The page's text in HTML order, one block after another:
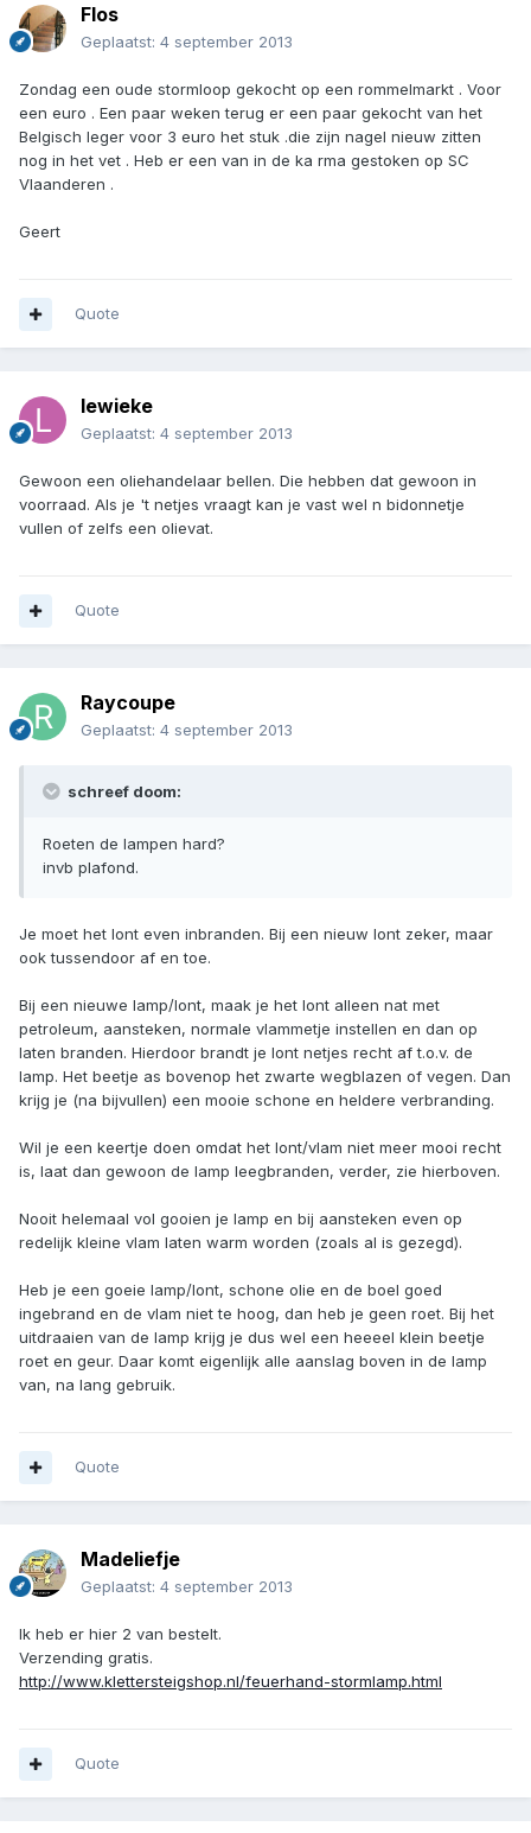
Flos
Geplaatst: 4 september 2013
Zondag een oude stormloop gekocht op een rommelmarkt . Voor
een euro . Een paar weken terug er een paar gekocht van het
Belgisch leger voor 3 euro het stuk .die zijn nagel nieuw zitten
nog in het vet . Heb er een van in de ka rma gestoken op SC
Vlaanderen .
Geert
Quote
lewieke
Geplaatst: 4 september 2013
Gewoon een oliehandelaar bellen. Die hebben dat gewoon in
voorraad. Als je 't netjes vraagt kan je vast wel n bidonnetje
vullen of zelfs een olievat.
Quote
Raycoupe
Geplaatst: 4 september 2013
schreef doom:
Roeten de lampen hard?
invb plafond.
Je moet het lont even inbranden. Bij een nieuw lont zeker, maar
ook tussendoor af en toe.
Bij een nieuwe lamp/lont, maak je het lont alleen nat met
petroleum, aansteken, normale vlammetje instellen en dan op
laten branden. Hierdoor brandt je lont netjes recht af t.o.v. de
lamp. Het beetje as bovenop het zwarte wegblazen of vegen. Dan
krijg je (na bijvullen) een mooie schone en heldere verbranding.
Wil je een keertje doen omdat het lont/vlam niet meer mooi recht
is, laat dan gewoon de lamp leegbranden, verder, zie hierboven.
Nooit helemaal vol gooien je lamp en bij aansteken even op
redelijk kleine vlam laten warm worden (zoals al is gezegd).
Heb je een goeie lamp/lont, schone olie en de boel goed
ingebrand en de vlam niet te hoog, dan heb je geen roet. Bij het
uitdraaien van de lamp krijg je dus wel een heeeel klein beetje
roet en geur. Daar komt eigenlijk alle aanslag boven in de lamp
van, na lang gebruik.
Quote
Madeliefje
Geplaatst: 4 september 2013
Ik heb er hier 2 van bestelt.
Verzending gratis.
http://www.klettersteigshop.nl/feuerhand-stormlamp.html
Quote